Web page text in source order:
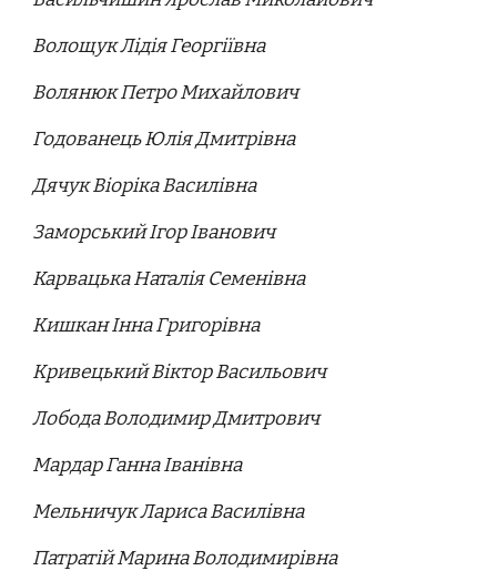
Волощук Лідія Георгіївна
Волянюк Петро Михайлович
Годованець Юлія Дмитрівна
Дячук Віоріка Василівна
Заморський Ігор Іванович
Карвацька Наталія Семенівна
Кишкан Інна Григорівна
Кривецький Віктор Васильович
Лобода Володимир Дмитрович
Мардар Ганна Іванівна
Мельничук Лариса Василівна
Патратій Марина Володимирівна